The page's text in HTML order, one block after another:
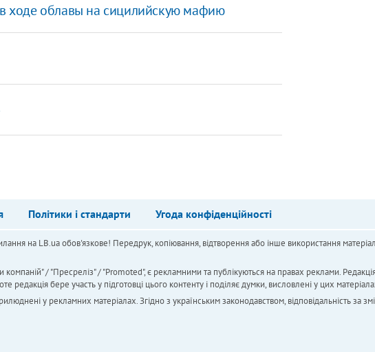
ходе облавы на сицилийскую мафию
Політики і стандарти Угода конфіденційності
на LB.ua обов'язкове! Передрук, копіювання, відтворення або інше використання
/ "Пресреліз" / "Promoted", є рекламними та публікуються на правах реклами.
бере участь у підготовці цього контенту і поділяє думки, висловлені у цих
у рекламних матеріалах. Згідно з українським законодавством, відповідальність за